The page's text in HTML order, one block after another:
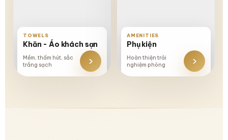
TOWELS
Khăn - Áo khách sạn
Mềm, thấm hút, sắc
trắng sạch
›
AMENITIES
Phụ kiện
Hoàn thiện trải
nghiệm phòng
›